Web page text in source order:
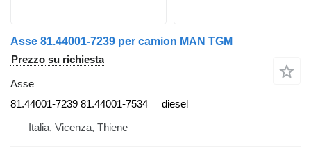
Asse 81.44001-7239 per camion MAN TGM
Prezzo su richiesta
Asse
81.44001-7239 81.44001-7534
diesel
Italia, Vicenza, Thiene